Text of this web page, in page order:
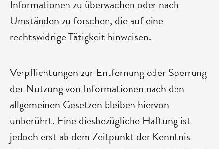
Informationen zu überwachen oder nach
Umständen zu forschen, die auf eine
rechtswidrige Tätigkeit hinweisen.
Verpflichtungen zur Entfernung oder Sperrung
der Nutzung von Informationen nach den
allgemeinen Gesetzen bleiben hiervon
unberührt. Eine diesbezügliche Haftung ist
jedoch erst ab dem Zeitpunkt der Kenntnis